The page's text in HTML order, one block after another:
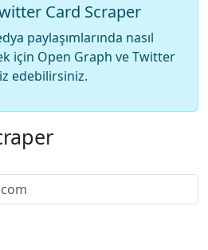
Card Scraper
paylaşımlarında nasıl
için Open Graph ve Twitter
edebilirsiniz.